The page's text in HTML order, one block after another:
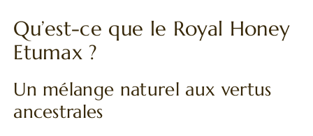
Qu’est-ce que le Royal Honey
Etumax ?
Un mélange naturel aux vertus
ancestrales